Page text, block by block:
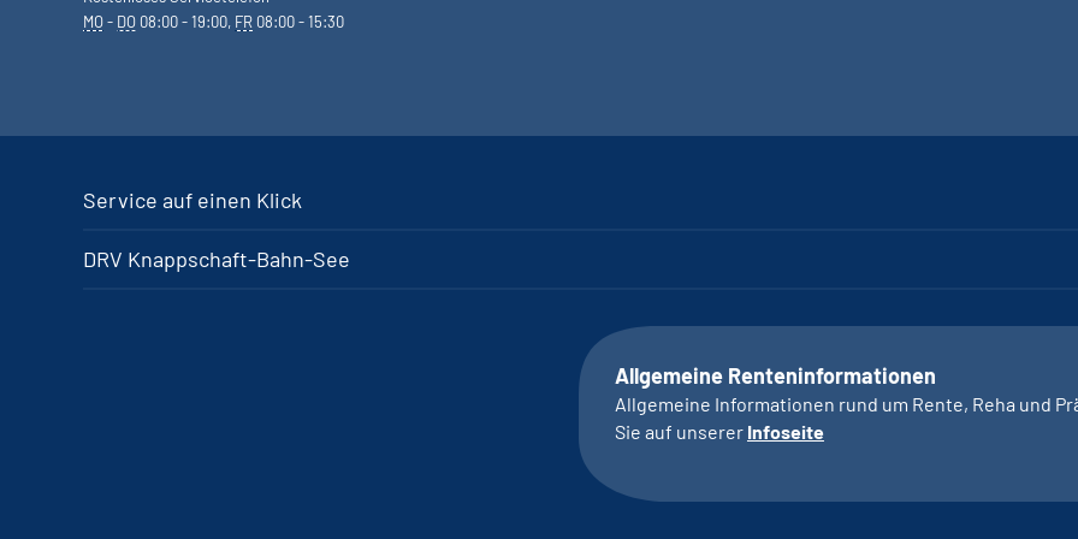
MO- DO 08:00 - 19:00, FR 08:00 - 15:30
Service auf einen Klick
DRV Knappschaft-Bahn-See
Allgemeine Renteninformationen
Allgemeine Informationen rund um Rente, Reha und
Sie auf unserer Infoseite